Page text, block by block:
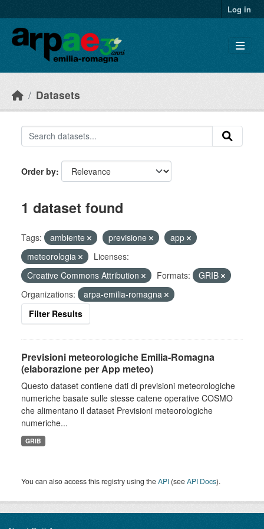
Log in
Datasets
Order by
1 dataset found
Tags: ambiente previsione
app
meteorologia
Licenses:
Creative Commons Attribution
Formats:
GRIB
Organizations:
arpa-emilia-romagna
Filter Results
Previsioni meteorologiche Emilia-Romagna
(elaborazione per App meteo)
Questo dataset contiene dati di previsioni meteorologiche
numeriche basate sulle stesse catene operative COSMO
che alimentano il dataset Previsioni meteorologiche
numeriche...
GRIB
You can also access this registry using theAPI (seeAPI Docs).